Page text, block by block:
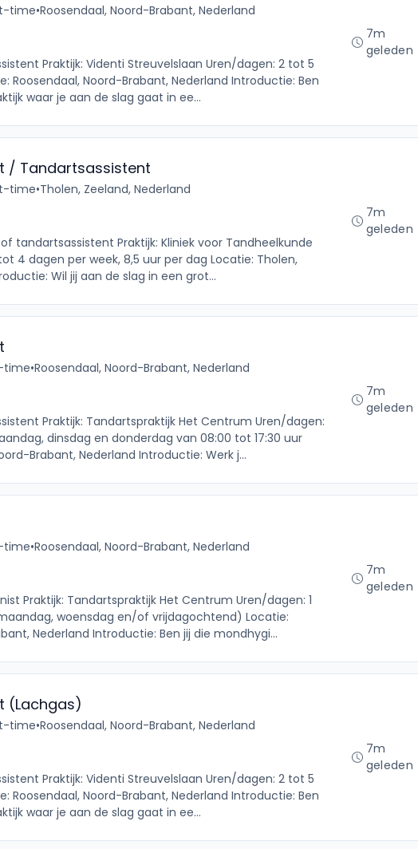
time•Roosendaal, Noord-Brabant, Nederland
Praktijk: Videnti Streuvelslaan Uren/dagen: 2 tot 5
Roosendaal, Noord-Brabant, Nederland Introductie: Ben
waar je aan de slag gaat in ee...
7m
geleden
/ Tandartsassistent
time•Tholen, Zeeland, Nederland
tandartsassistent Praktijk: Kliniek voor Tandheelkunde
4 dagen per week, 8,5 uur per dag Locatie: Tholen,
Wil jij aan de slag in een grot...
7m
geleden
time•Roosendaal, Noord-Brabant, Nederland
Praktijk: Tandartspraktijk Het Centrum Uren/dagen:
dinsdag en donderdag van 08:00 tot 17:30 uur
Brabant, Nederland Introductie: Werk j...
7m
geleden
time•Roosendaal, Noord-Brabant, Nederland
Praktijk: Tandartspraktijk Het Centrum Uren/dagen: 1
woensdag en/of vrijdagochtend) Locatie:
Nederland Introductie: Ben jij die mondhygi...
7m
geleden
(Lachgas)
time•Roosendaal, Noord-Brabant, Nederland
Praktijk: Videnti Streuvelslaan Uren/dagen: 2 tot 5
Roosendaal, Noord-Brabant, Nederland Introductie: Ben
waar je aan de slag gaat in ee...
7m
geleden